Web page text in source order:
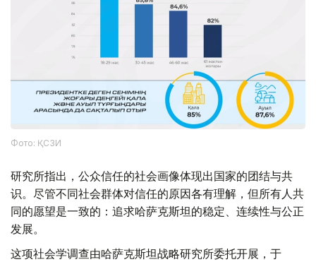
Фото: ҚСЗИ
研究所指出，公众信任的社会画像体现出国家的团结与共
识。尽管不同社会群体对信任的原因各有理解，但所有人共
同的愿望是一致的：追求哈萨克斯坦的稳定、连续性与公正
发展。
这项社会学调查由哈萨克斯坦战略研究所委托开展，于